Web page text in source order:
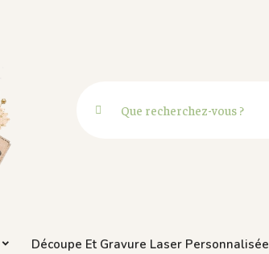
Découpe Et Gravure Laser Personnalisée